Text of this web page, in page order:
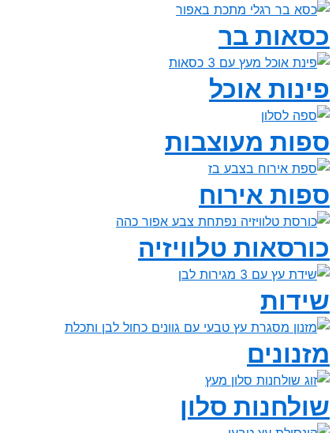
כסאות בר
פינות אוכל
ספות מעוצבות
ספות אירוח
כורסאות טלוויזיה
שידות
מזנונים
שולחנות סלון